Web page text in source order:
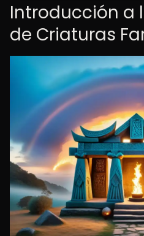
Introducción a
de Criaturas